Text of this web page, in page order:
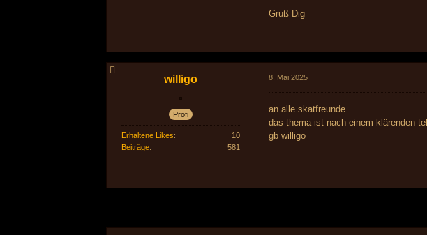
Gruß Dig
willigo
Profi
Erhaltene Likes
10
Beiträge
581
8. Mai 2025
an alle skatfreunde
das thema ist nach einem klärenden
gb willigo